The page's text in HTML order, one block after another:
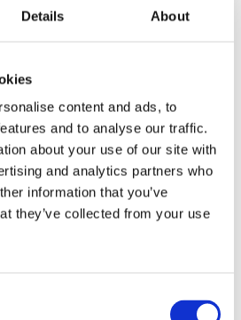
Details About
content and ads, to
and to analyse our traffic.
about your use of our site with
and analytics partners who
information that you’ve
they’ve collected from your use